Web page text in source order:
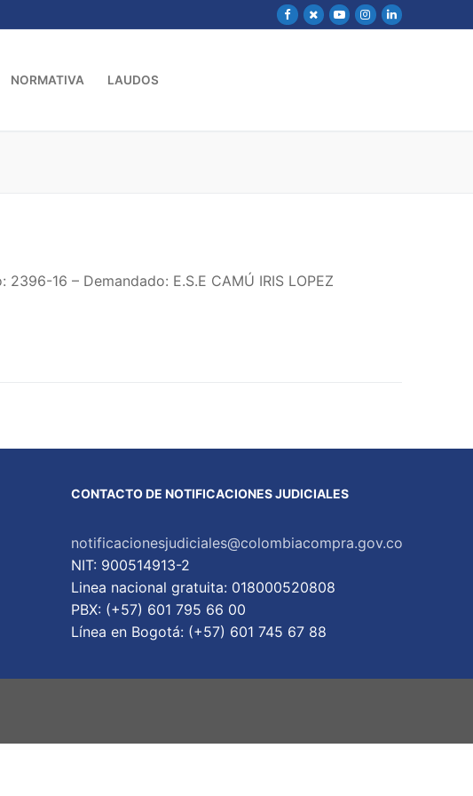
NORMATIVA LAUDOS
16 – Demandado: E.S.E CAMÚ IRIS LOPEZ
CONTACTO DE NOTIFICACIONES JUDICIALES
notificacionesjudiciales@colombiacompra.gov.co
NIT: 900514913-2
Linea nacional gratuita: 018000520808
PBX: (+57) 601 795 66 00
Lí­nea en Bogotá: (+57) 601 745 67 88